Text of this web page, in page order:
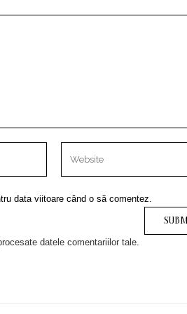
data viitoare când o să comentez.
datele comentariilor tale.